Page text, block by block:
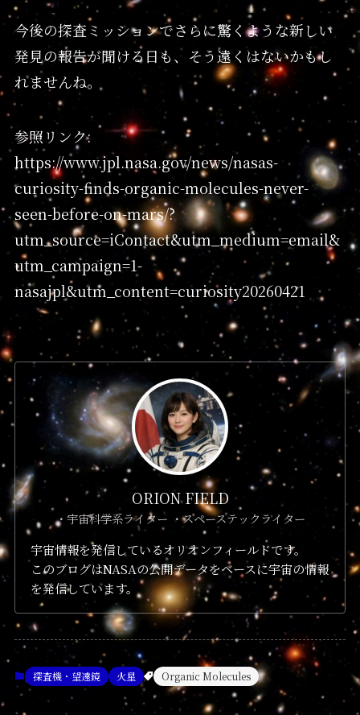
今後の探査ミッションでさらに驚くような新しい
発見の報告が聞ける日も、そう遠くはないかもし
れませんね。
参照リンク:
https://www.jpl.nasa.gov/news/nasas-
curiosity-finds-organic-molecules-never-
seen-before-on-mars/?
utm_source=iContact&utm_medium=email&
utm_campaign=1-
nasajpl&utm_content=curiosity20260421
ORION FIELD
・宇宙科学系ライター ・スペーステックライター
宇宙情報を発信しているオリオンフィールドです。
このブログはNASAの公開データをベースに宇宙の情報
を発信しています。
探査機・望遠鏡 火星 Organic Molecules